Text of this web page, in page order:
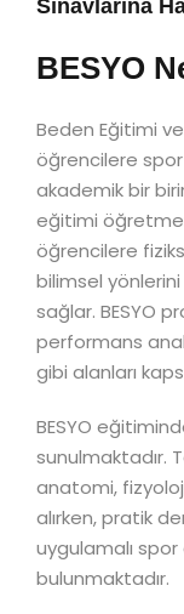
Sınavlarına
BESYO
Beden Eğitimi
öğrencilere
akademik bir
eğitimi
öğrencilere
bilimsel
sağlar. BESYO
performans
gibi alanları
BESYO
sunulmaktadır.
anatomi,
alırken, pratik
uygulamalı
bulunmaktadır.